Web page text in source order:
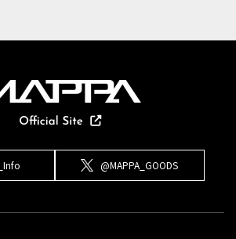
@MAPPA_GOODS